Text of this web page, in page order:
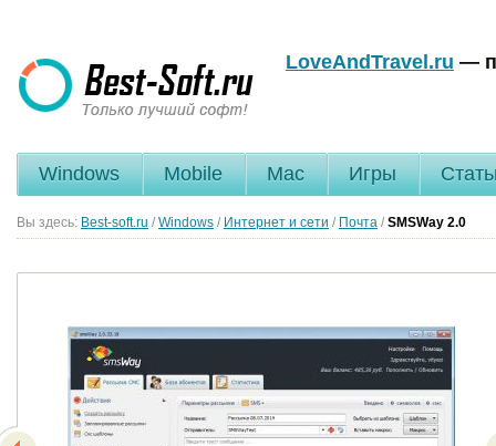
LoveAndTravel.ru —
Windows Mobile Mac Игры
Вы здесь: Best-soft.ru / Windows / Интернет и сети / Почта / SMSWay 2.0